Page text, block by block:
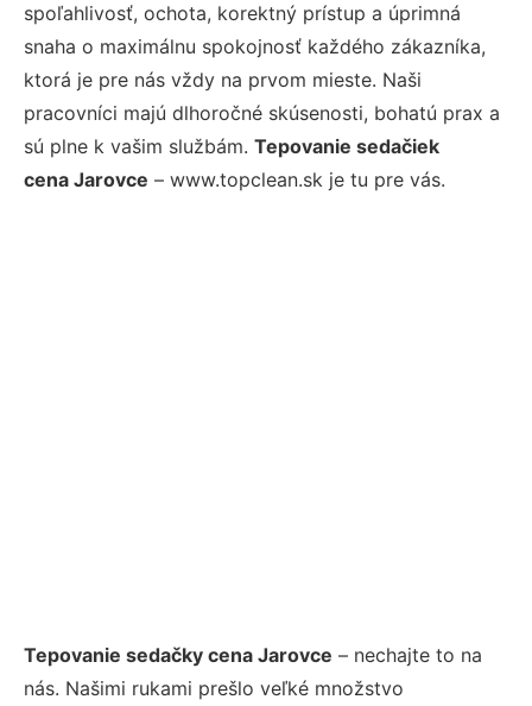
spoľahlivosť, ochota, korektný prístup a úprimná
snaha o maximálnu spokojnosť každého zákazníka,
ktorá je pre nás vždy na prvom mieste. Naši
pracovníci majú dlhoročné skúsenosti, bohatú prax a
sú plne k vašim službám. Tepovanie sedačiek
cena Jarovce – www.topclean.sk je tu pre vás.
Tepovanie sedačky cena Jarovce – nechajte to na
nás. Našimi rukami prešlo veľké množstvo